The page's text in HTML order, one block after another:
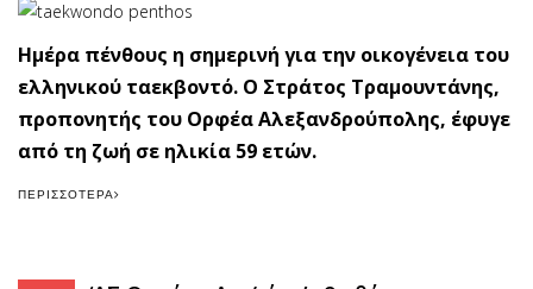
Ημέρα πένθους η σημερινή για την οικογένεια του
ελληνικού ταεκβοντό. Ο Στράτος Τραμουντάνης,
προπονητής του Ορφέα Αλεξανδρούπολης, έφυγε
από τη ζωή σε ηλικία 59 ετών.
ΠΕΡΙΣΣΌΤΕΡΑ